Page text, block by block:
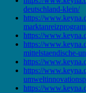
deutschland-klein/
https://
https://
https://
mittelstaendische-
https://
https://
https://